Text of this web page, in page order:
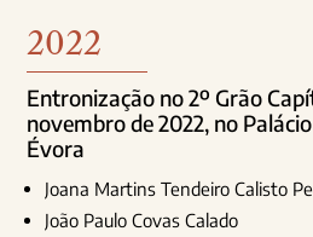
2022
Entronização no 2º Grão
novembro de 2022, no
Évora
Joana Martins Tendeiro Calisto
João Paulo Covas Calado